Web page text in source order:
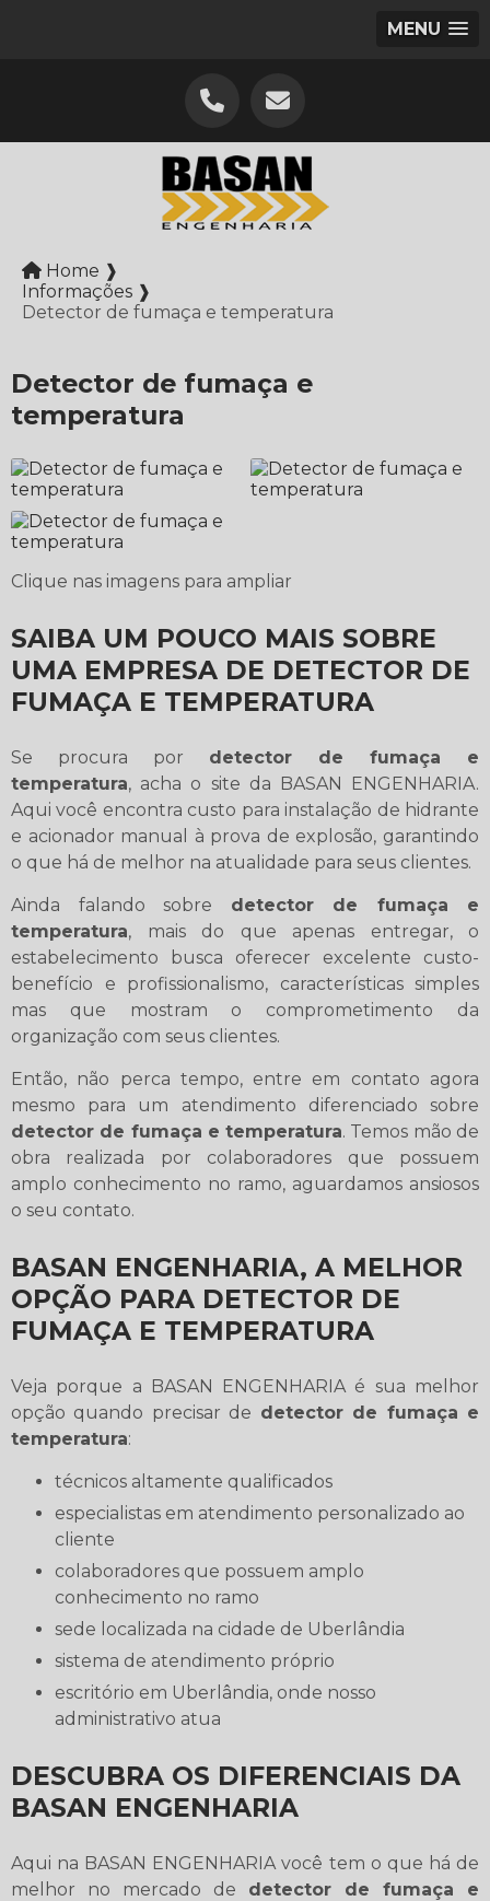
MENU
Home ❱
Informações ❱
Detector de fumaça e temperatura
Detector de fumaça e
temperatura
Clique nas imagens para ampliar
SAIBA UM POUCO MAIS SOBRE
UMA EMPRESA DE DETECTOR DE
FUMAÇA E TEMPERATURA
Se procura por detector de fumaça e
temperatura, acha o site da BASAN ENGENHARIA.
Aqui você encontra custo para instalação de hidrante
e acionador manual à prova de explosão, garantindo
o que há de melhor na atualidade para seus clientes.
Ainda falando sobre detector de fumaça e
temperatura, mais do que apenas entregar, o
estabelecimento busca oferecer excelente custo-
benefício e profissionalismo, características simples
mas que mostram o comprometimento da
organização com seus clientes.
Então, não perca tempo, entre em contato agora
mesmo para um atendimento diferenciado sobre
detector de fumaça e temperatura. Temos mão de
obra realizada por colaboradores que possuem
amplo conhecimento no ramo, aguardamos ansiosos
o seu contato.
BASAN ENGENHARIA, A MELHOR
OPÇÃO PARA DETECTOR DE
FUMAÇA E TEMPERATURA
Veja porque a BASAN ENGENHARIA é sua melhor
opção quando precisar de detector de fumaça e
temperatura:
técnicos altamente qualificados
especialistas em atendimento personalizado ao
cliente
colaboradores que possuem amplo
conhecimento no ramo
sede localizada na cidade de Uberlândia
sistema de atendimento próprio
escritório em Uberlândia, onde nosso
administrativo atua
DESCUBRA OS DIFERENCIAIS DA
BASAN ENGENHARIA
Aqui na BASAN ENGENHARIA você tem o que há de
melhor no mercado de detector de fumaça e